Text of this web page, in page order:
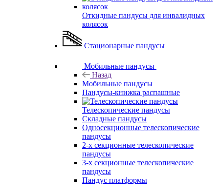
Откидные пандусы для инвалидных
колясок
Стационарные пандусы
Мобильные пандусы
Назад
Мобильные пандусы
Пандусы-книжка распашные
Телескопические пандусы
Складные пандусы
Односекционные телескопические
пандусы
2-х секционные телескопические
пандусы
3-х секционные телескопические
пандусы
Пандус платформы